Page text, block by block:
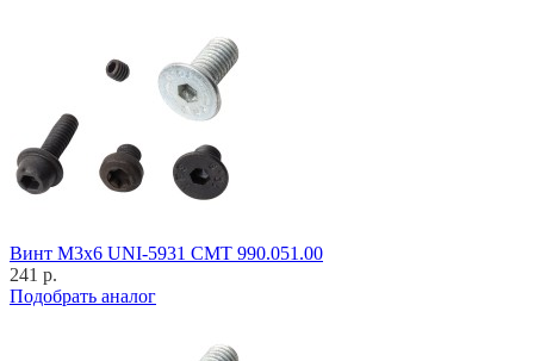
Винт M3x6 UNI-5931 CMT 990.051.00
241 р.
Подобрать аналог